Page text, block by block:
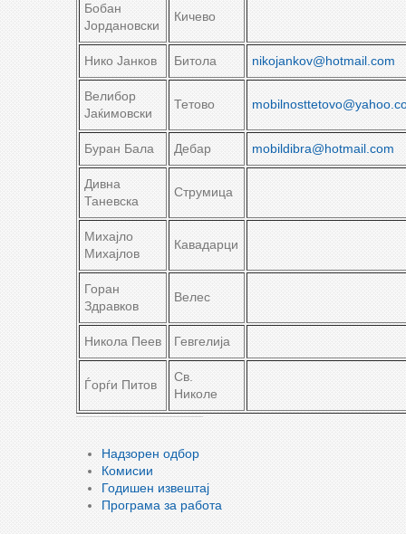
Бобан
Јордановски
Кичево
Нико Јанков Битола nikojankov@hotmail.com
Велибор
Јаќимовски
Тетово
Буран Бала Дебар mobildibra@hotmail.com
Дивна
Таневска
Струмица
Михајло
Михајлов
Кавадарци
Горан
Здравков
Велес
Никола Пеев Гевгелија
Ѓорѓи Питов
Св.
Николе
Надзорен одбор
Комисии
Годишен извештај
Програма за работа